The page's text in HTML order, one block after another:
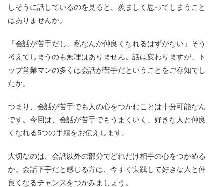
しそうに話しているのを見ると、羨ましく思ってしまうこと
はありませんか。
「会話が苦手だし、私なんか仲良くなれるはずがない」そう
考えてしまうのも無理はありません。話は変わりますが、ト
ップ営業マンの多くは会話が苦手だということをご存知でし
たか。
つまり、会話が苦手でも人の心をつかむことは十分可能なん
です。今回は、会話が苦手でもうまくいく、好きな人と仲良
くなれる5つの手順をお伝えします。
大切なのは、会話以外の部分でどれだけ相手の心をつかめる
か。会話下手だと感じる方は、今すぐ実践して好きな人と仲
良くなるチャンスをつかみましょう。